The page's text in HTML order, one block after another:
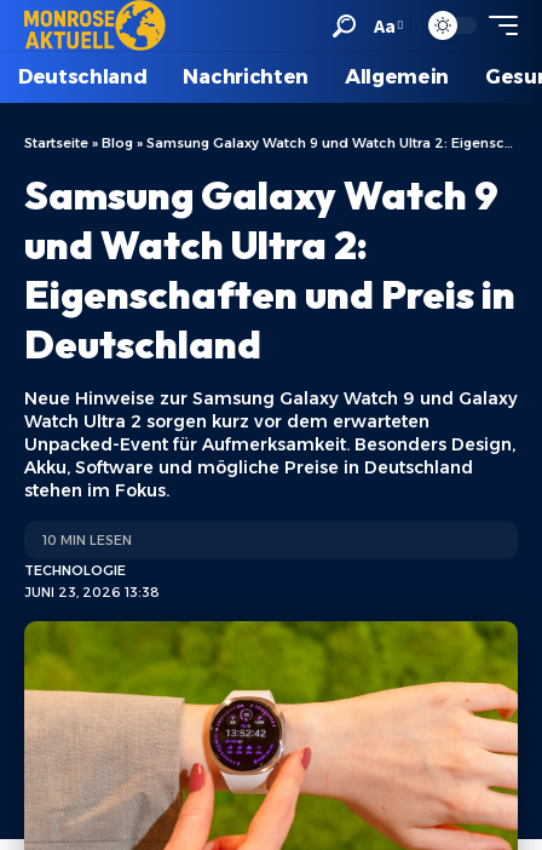
Aa
Deutschland Nachrichten Allgemein
Startseite » Blog » Samsung Galaxy Watch 9 und Watch Ultra 2: Eigenschaften und Preis in Deutschland
Samsung Galaxy Watch 9
und Watch Ultra 2:
Eigenschaften und Preis in
Deutschland
Neue Hinweise zur Samsung Galaxy Watch 9 und Galaxy
Watch Ultra 2 sorgen kurz vor dem erwarteten
Unpacked-Event für Aufmerksamkeit. Besonders Design,
Akku, Software und mögliche Preise in Deutschland
stehen im Fokus.
JUNI 23, 2026 13:38
TECHNOLOGIE
10 MIN LESEN